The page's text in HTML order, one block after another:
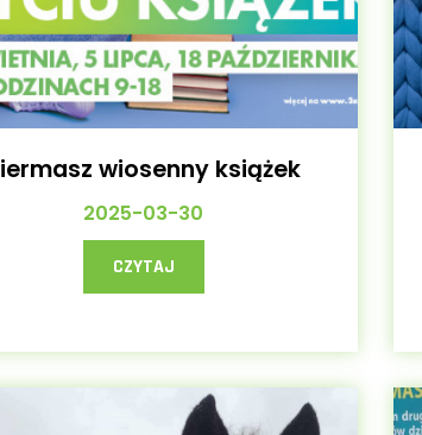
wiosenny książek
2025-03-30
CZYTAJ